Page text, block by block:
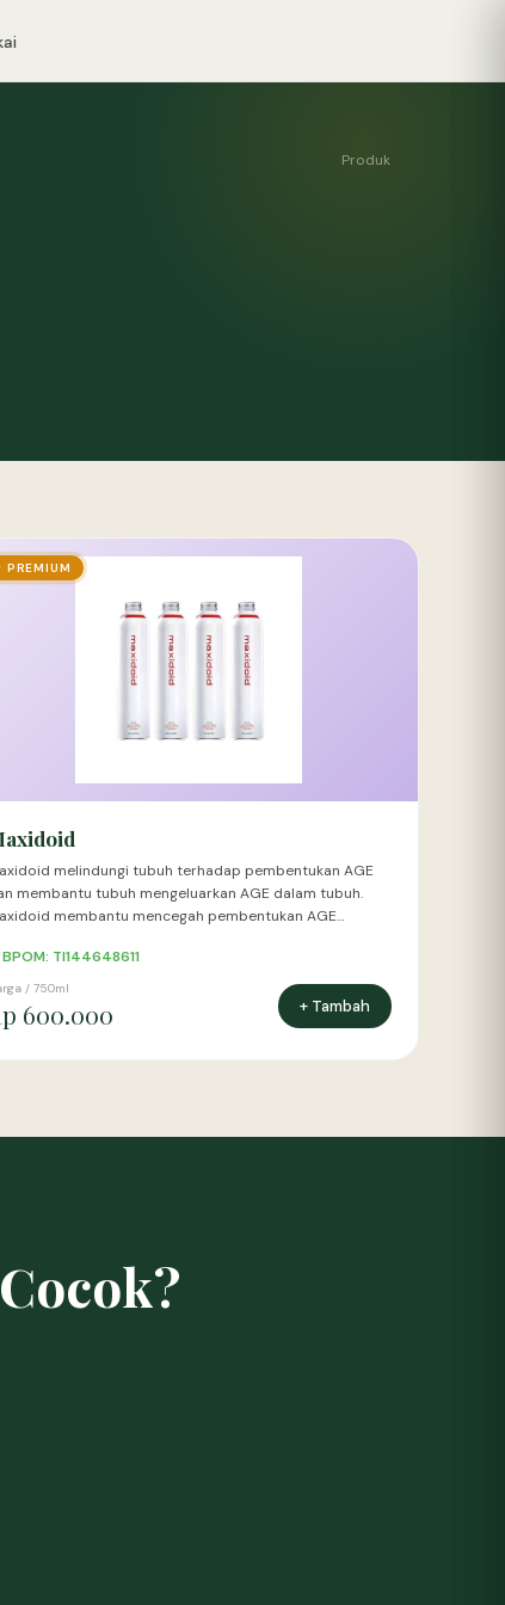
Produk
PREMIUM
melindungi tubuh terhadap pembentukan AGE
membantu tubuh mengeluarkan AGE dalam tubuh.
membantu mencegah pembentukan AGE…
BPOM: TI144648611
/ 750ml
600.000 + Tambah